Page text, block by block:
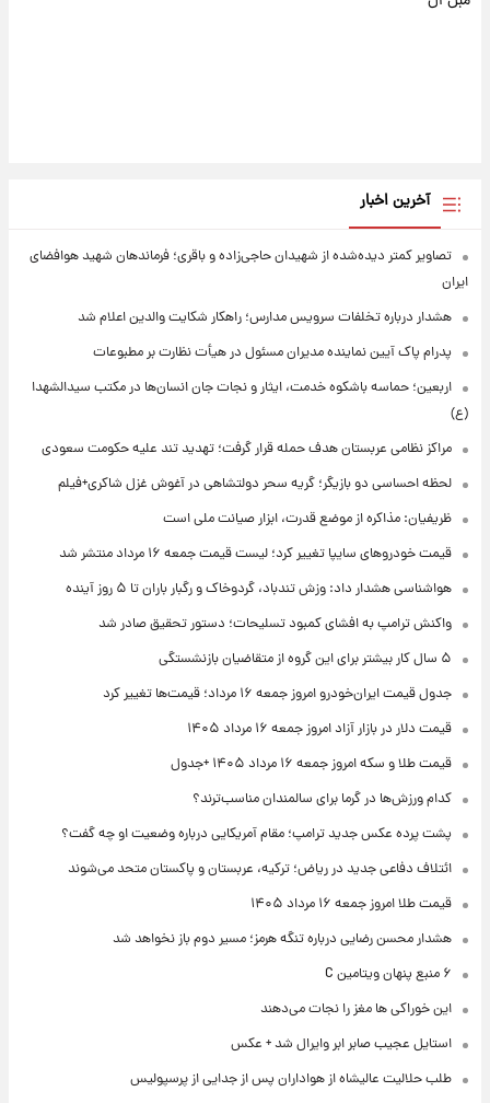
آخرین اخبار
تصاویر کمتر دیده‌شده از شهیدان حاجی‌زاده و باقری؛ فرماندهان شهید هوافضای
ایران
هشدار درباره تخلفات سرویس مدارس؛ راهکار شکایت والدین اعلام شد
پدرام پاک آیین نماینده مدیران مسئول در هیأت نظارت بر مطبوعات
اربعین؛ حماسه باشکوه خدمت، ایثار و نجات جان انسان‌ها در مکتب سیدالشهدا
(ع)
مراکز نظامی عربستان هدف حمله قرار گرفت؛ تهدید تند علیه حکومت سعودی
لحظه احساسی دو بازیگر؛ گریه سحر دولتشاهی در آغوش غزل شاکری+فیلم
ظریفیان: مذاکره از موضع قدرت، ابزار صیانت ملی است
قیمت خودروهای سایپا تغییر کرد؛ لیست قیمت جمعه ۱۶ مرداد منتشر شد
هواشناسی هشدار داد: وزش تندباد، گردوخاک و رگبار باران تا ۵ روز آینده
واکنش ترامپ به افشای کمبود تسلیحات؛ دستور تحقیق صادر شد
۵ سال کار بیشتر برای این گروه از متقاضیان بازنشستگی
جدول قیمت ایران‌خودرو امروز جمعه ۱۶ مرداد؛ قیمت‌ها تغییر کرد
قیمت دلار در بازار آزاد امروز جمعه ۱۶ مرداد ۱۴۰۵
قیمت طلا و سکه امروز جمعه ۱۶ مرداد ۱۴۰۵ +جدول
کدام ورزش‌ها در گرما برای سالمندان مناسب‌ترند؟
پشت پرده عکس جدید ترامپ؛ مقام آمریکایی درباره وضعیت او چه گفت؟
ائتلاف دفاعی جدید در ریاض؛ ترکیه، عربستان و پاکستان متحد می‌شوند
قیمت طلا امروز جمعه ۱۶ مرداد ۱۴۰۵
هشدار محسن رضایی درباره تنگه هرمز؛ مسیر دوم باز نخواهد شد
۶ منبع پنهان ویتامین C
این خوراکی ها مغز را نجات می‌دهند
استایل عجیب صابر ابر وایرال شد + عکس
طلب حلالیت عالیشاه از هواداران پس از جدایی از پرسپولیس